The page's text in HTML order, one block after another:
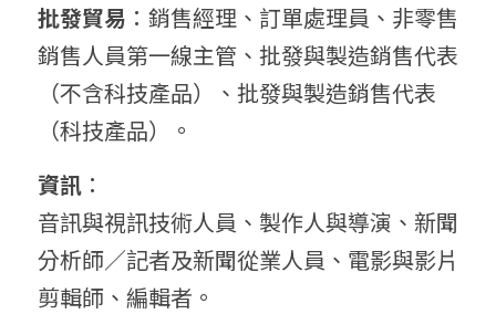
批發貿易 ：銷售經理、訂單處理員、非零售
銷售人員第一線主管、批發與製造銷售代表
（不含科技產品）、批發與製造銷售代表
（科技產品）。
資訊 ：
音訊與視訊技術人員、製作人與導演、新聞
分析師／記者及新聞從業人員、電影與影片
剪輯師、編輯者。